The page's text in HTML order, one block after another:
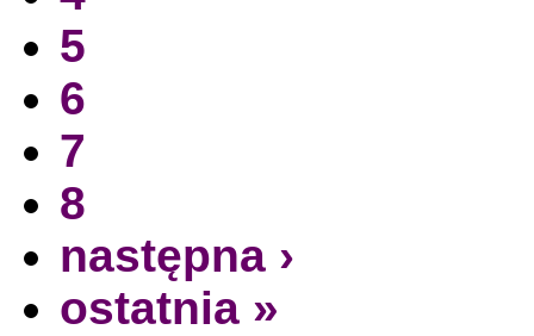
5
6
7
8
następna ›
ostatnia »